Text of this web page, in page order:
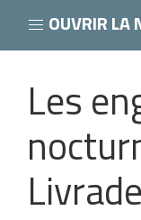
OUVRIR LA
Les
Livrade